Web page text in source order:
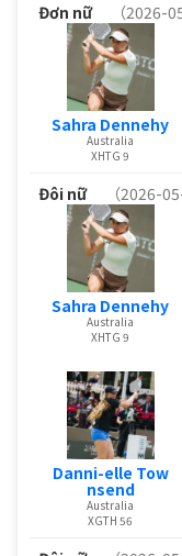
Đơn nữ （2026-
Sahra Dennehy
Australia
XHTG 9
Đôi nữ （2026-
Sahra Dennehy
Australia
XHTG 9
Danni-elle Tow
nsend
Australia
XGTH 56